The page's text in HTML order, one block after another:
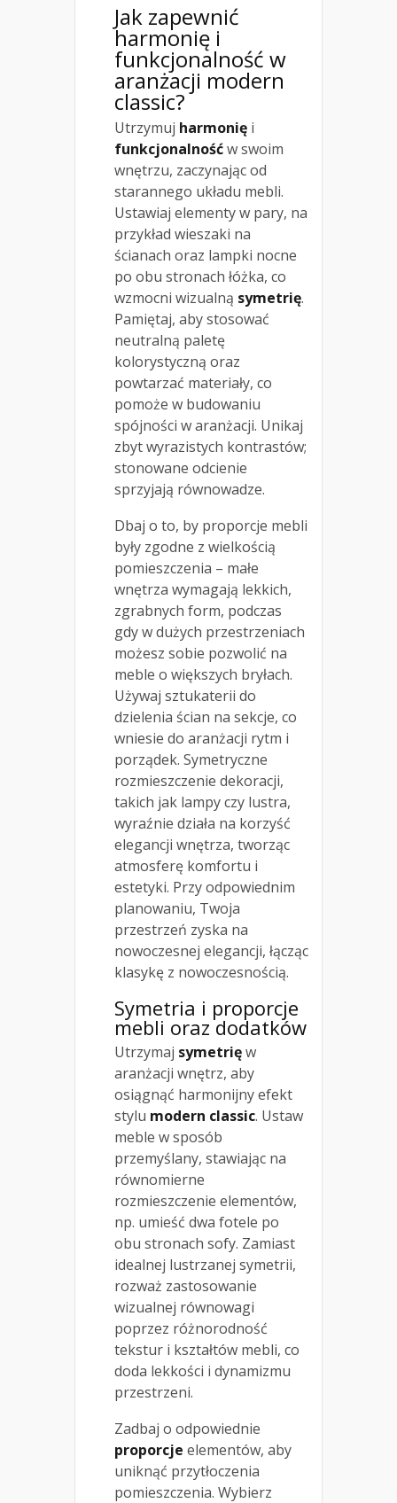
Jak zapewnić
harmonię i
funkcjonalność w
aranżacji modern
classic?
Utrzymuj harmonię i
funkcjonalnośćw swoim
wnętrzu, zaczynając od
starannego układu mebli.
Ustawiaj elementy w pary, na
przykład wieszaki na
ścianach oraz lampki nocne
po obu stronach łóżka, co
wzmocni wizualną symetrię.
Pamiętaj, aby stosować
neutralną paletę
kolorystyczną oraz
powtarzać materiały, co
pomoże w budowaniu
spójności w aranżacji. Unikaj
zbyt wyrazistych kontrastów;
stonowane odcienie
sprzyjają równowadze.
Dbaj o to, by proporcje mebli
były zgodne z wielkością
pomieszczenia – małe
wnętrza wymagają lekkich,
zgrabnych form, podczas
gdy w dużych przestrzeniach
możesz sobie pozwolić na
meble o większych bryłach.
Używaj sztukaterii do
dzielenia ścian na sekcje, co
wniesie do aranżacji rytm i
porządek. Symetryczne
rozmieszczenie dekoracji,
takich jak lampy czy lustra,
wyraźnie działa na korzyść
elegancji wnętrza, tworząc
atmosferę komfortu i
estetyki. Przy odpowiednim
planowaniu, Twoja
przestrzeń zyska na
nowoczesnej elegancji, łącząc
klasykę z nowoczesnością.
Symetria i proporcje
mebli oraz dodatków
Utrzymaj symetrięw
aranżacji wnętrz, aby
osiągnąć harmonijny efekt
stylu modern classic. Ustaw
meble w sposób
przemyślany, stawiając na
równomierne
rozmieszczenie elementów,
np. umieść dwa fotele po
obu stronach sofy. Zamiast
idealnej lustrzanej symetrii,
rozważ zastosowanie
wizualnej równowagi
poprzez różnorodność
tekstur i kształtów mebli, co
doda lekkości i dynamizmu
przestrzeni.
Zadbaj o odpowiednie
proporcje elementów, aby
uniknąć przytłoczenia
pomieszczenia. Wybierz